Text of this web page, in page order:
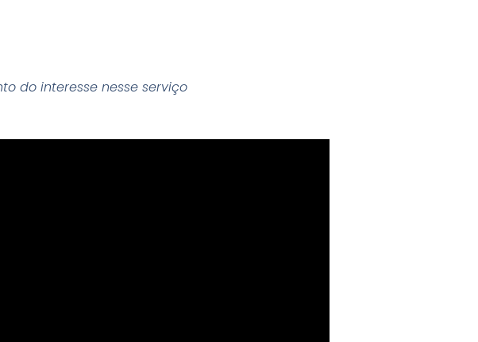
do interesse nesse serviço